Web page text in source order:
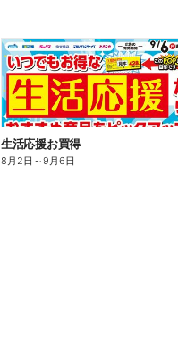
生活応援お買得
8月2日 ～9月6日